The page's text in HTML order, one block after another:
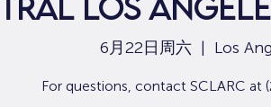
6月22日周六
  |
Los
For questions, contact SCLARC at